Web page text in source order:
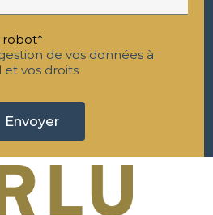
robot*
de vos données à
vos droits
Envoyer